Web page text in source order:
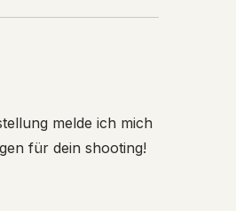
melde ich mich
für dein shooting!